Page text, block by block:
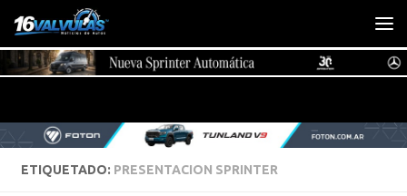
Saltar al contenido
ETIQUETADO: PRESENTACION SPRINTER